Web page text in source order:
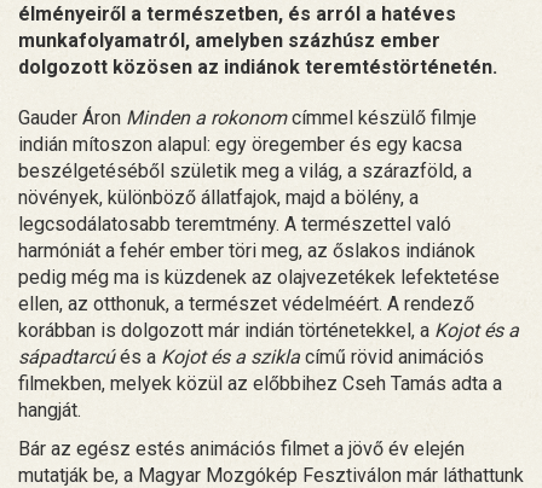
élményeiről a természetben, és arról a hatéves
munkafolyamatról, amelyben százhúsz ember
dolgozott közösen az indiánok teremtéstörténetén.
Gauder Áron Minden a rokonomcímmel készülő filmje
indián mítoszon alapul: egy öregember és egy kacsa
beszélgetéséből születik meg a világ, a szárazföld, a
növények, különböző állatfajok, majd a bölény, a
legcsodálatosabb teremtmény. A természettel való
harmóniát a fehér ember töri meg, az őslakos indiánok
pedig még ma is küzdenek az olajvezetékek lefektetése
ellen, az otthonuk, a természet védelméért. A rendező
korábban is dolgozott már indián történetekkel, a Kojot és a
sápadtarcúés a Kojot és a szikla című rövid animációs
filmekben, melyek közül az előbbihez Cseh Tamás adta a
hangját.
Bár az egész estés animációs filmet a jövő év elején
mutatják be, a Magyar Mozgókép Fesztiválon már láthattunk